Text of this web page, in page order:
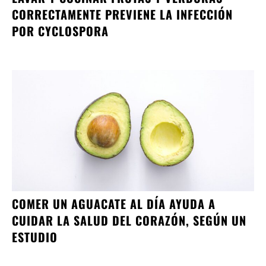
CORRECTAMENTE PREVIENE LA INFECCIÓN
POR CYCLOSPORA
COMER UN AGUACATE AL DÍA AYUDA A
CUIDAR LA SALUD DEL CORAZÓN, SEGÚN UN
ESTUDIO